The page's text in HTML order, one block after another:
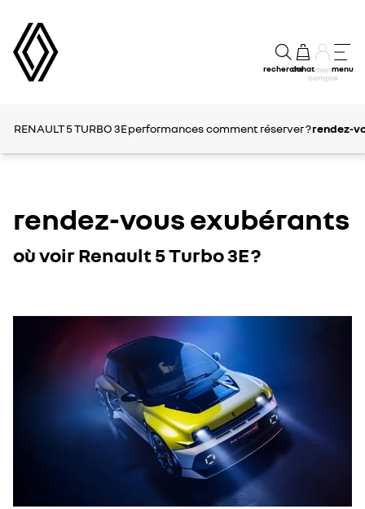
rechercheachatmon
compte
menu
RENAULT 5 TURBO 3Eperformancescomment réserver ?rendez-
rendez-vous exubérants
où voir Renault 5 Turbo 3E ?